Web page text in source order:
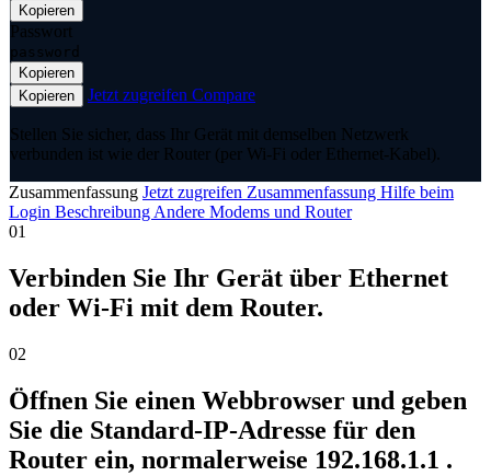
Kopieren
Passwort
password
Kopieren
Kopieren
Jetzt zugreifen Compare
Stellen Sie sicher, dass Ihr Gerät mit demselben Netzwerk
verbunden ist wie der Router (per Wi-Fi oder Ethernet-Kabel).
Zusammenfassung Jetzt zugreifen Zusammenfassung Hilfe beim
Login Beschreibung Andere Modems und Router
01
Verbinden Sie Ihr Gerät über Ethernet
oder Wi-Fi mit dem Router.
02
Öffnen Sie einen Webbrowser und geben
Sie die Standard-IP-Adresse für den
Router ein, normalerweise 192.168.1.1 .